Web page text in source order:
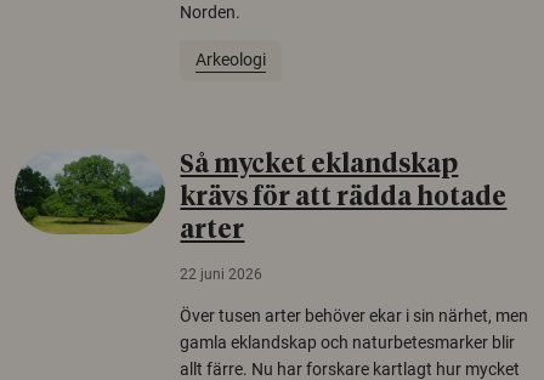
Norden.
Arkeologi
Så mycket eklandskap
krävs för att rädda hotade
arter
22 juni 2026
Över tusen arter behöver ekar i sin närhet, men
gamla eklandskap och naturbetesmarker blir
allt färre. Nu har forskare kartlagt hur mycket